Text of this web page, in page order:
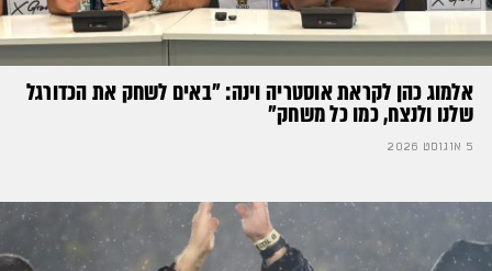
אלמוג כהן לקראת אוסטריה וינה: ״באים לשחק את הכדורגל
שלנו ולנצח, כמו כל משחק״
5 אוגוסט 2026